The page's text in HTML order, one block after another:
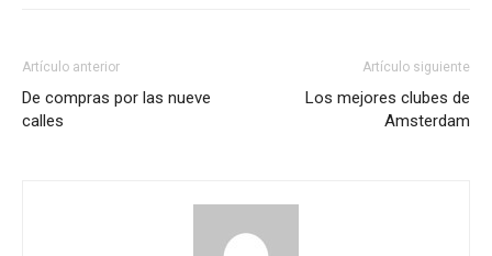
Artículo anterior
De compras por las nueve
calles
Artículo siguiente
Los mejores clubes de
Amsterdam